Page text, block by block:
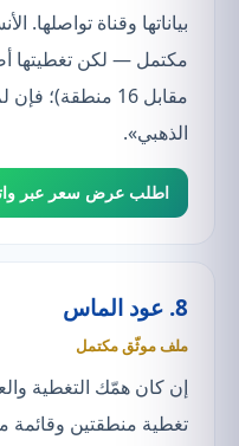
بياناتها وقناة
مقابل 16
الذهبي».
اطلب عرض سعر عبر
8. عود الماس
ملف موثّق مكتمل
إن كان همّك التغطية